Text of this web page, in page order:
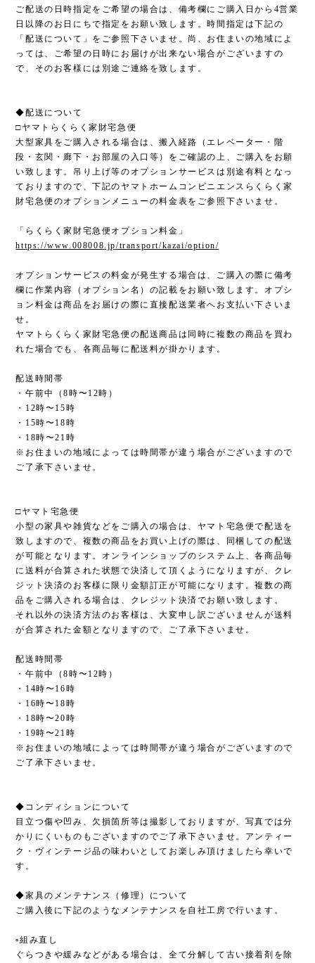
ご配送の日時指定をご希望の場合は、備考欄にご購入日から4営業
日以降のお日にちで指定をお願い致します。時間指定は下記の
「配送について」をご参照下さいませ。尚、お住まいの地域によ
っては、ご希望の日時にお届けが出来ない場合がございますの
で、そのお客様には別途ご連絡を致します。
◆配送について
□ヤマトらくらく家財宅急便
大型家具をご購入される場合は、搬入経路（エレベーター・階
段・玄関・廊下・お部屋の入口等）をご確認の上、ご購入をお願
い致します。吊り上げ等のオプションサービスは別途有料となっ
ておりますので、下記のヤマトホームコンビニエンスらくらく家
財宅急便のオプションメニューの料金表をご参照下さいませ。
「らくらく家財宅急便オプション料金」
https://www.008008.jp/transport/kazai/option/
オプションサービスの料金が発生する場合は、ご購入の際に備考
欄に作業内容（オプション名）の記載をお願い致します。オプシ
ョン料金は商品をお届けの際に直接配送業者へお支払い下さいま
せ。
ヤマトらくらく家財宅急便の配送商品は同時に複数の商品を買わ
れた場合でも、各商品毎に配送料が掛かります。
配送時間帯
・午前中（8時〜12時）
・12時〜15時
・15時〜18時
・18時〜21時
※お住まいの地域によっては時間帯が違う場合がございますので
ご了承下さいませ。
□ヤマト宅急便
小型の家具や雑貨などをご購入の場合は、ヤマト宅急便で配送を
致しますので、複数の商品をお買い上げの際は、同梱しての配送
が可能となります。オンラインショップのシステム上、各商品毎
に送料が合算された状態で決済して頂くようになりますが、クレ
ジット決済のお客様に限り金額訂正が可能になります。複数の商
品をご購入される場合は、クレジット決済でお願い致します。
それ以外の決済方法のお客様は、大変申し訳ございませんが送料
が合算された金額となりますので、ご了承下さいませ。
配送時間帯
・午前中（8時〜12時）
・14時〜16時
・16時〜18時
・18時〜20時
・19時〜21時
※お住まいの地域によっては時間帯が違う場合がございますので
ご了承下さいませ。
◆コンディションについて
目立つ傷や凹み、欠損箇所等は撮影しておりますが、写真では分
かりにくいものもございますのでご了承下さいませ。アンティー
ク・ヴィンテージ品の味わいとしてお楽しみ頂けましたら幸いで
す。
◆家具のメンテナンス（修理）について
ご購入後に下記のようなメンテナンスを自社工房で行います。
▫︎組み直し
ぐらつきや緩みなどがある場合は、全て分解して古い接着剤を除